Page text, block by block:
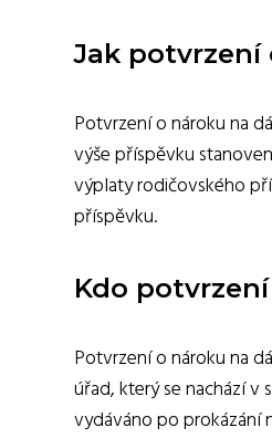
Jak potvrzení
Potvrzení o nároku na
výše příspěvku
výplaty rodičovského
příspěvku.
Kdo
Potvrzení o nároku na
úřad, který se nachází
vydáváno po prokázání